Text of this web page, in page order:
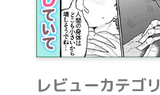
レビューカテゴ